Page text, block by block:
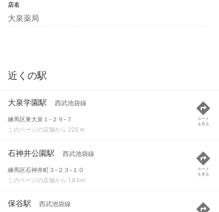
店名
大泉薬局
近くの駅
大泉学園駅 西武池袋線
練馬区東大泉１-２９-７
このページの店舗から 225 m
ルート
を見る
石神井公園駅 西武池袋線
練馬区石神井町３-２３-１０
このページの店舗から 1.8 km
ルート
を見る
保谷駅 西武池袋線